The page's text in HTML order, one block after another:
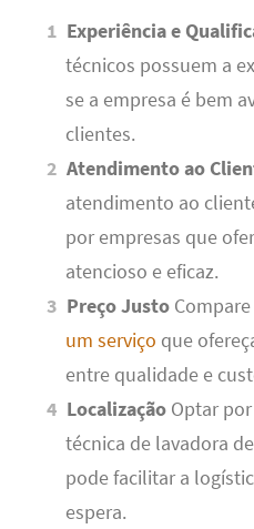
Experiência e
técnicos possuem a
se a empresa é bem
clientes.
Atendimento ao
atendimento ao
por empresas que
atencioso e eficaz.
Preço Justo
um serviço que
entre qualidade e
Localização Optar
técnica de lavadora
pode facilitar a
espera.